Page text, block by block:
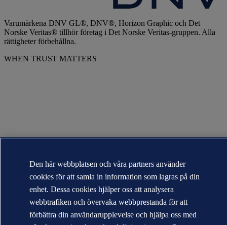
Varumärkena DNV GL®, DNV®, Horizon Graphic och Det
Norske Veritas® tillhör företag i Det Norske Veritas-gruppen. Alla
rättigheter förbehållna.
WHEN TRUST MATTERS
Den här webbplatsen och våra partners använder
cookies för att samla in information som lagras på din
enhet. Dessa cookies hjälper oss att analysera
webbtrafiken och övervaka webbprestanda för att
förbättra din användarupplevelse och hjälpa oss med